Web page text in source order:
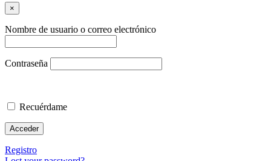
×
Nombre de usuario o correo electrónico
Contraseña
Recuérdame
Registro